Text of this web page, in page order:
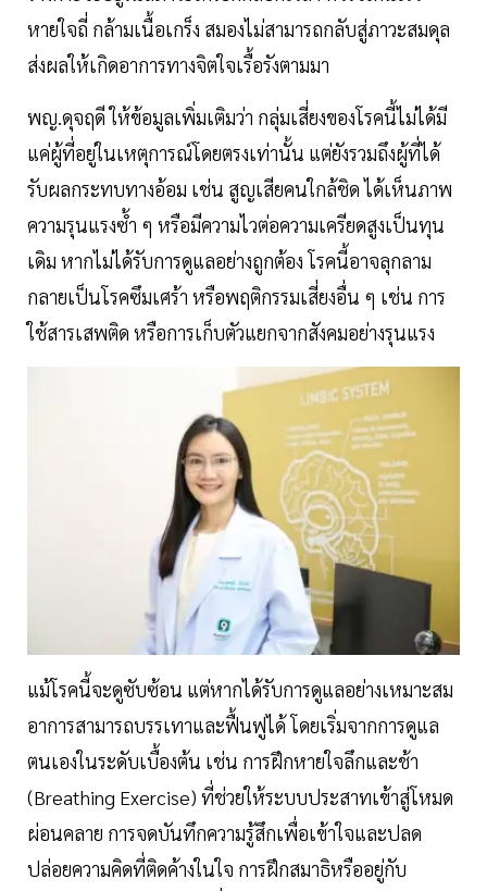
หายใจถี่ กล้ามเนื้อเกร็ง สมองไม่สามารถกลับสู่ภาวะสมดุล
ส่งผลให้เกิดอาการทางจิตใจเรื้อรังตามมา
พญ.ดุจฤดี ให้ข้อมูลเพิ่มเติมว่า กลุ่มเสี่ยงของโรคนี้ไม่ได้มี
แค่ผู้ที่อยู่ในเหตุการณ์โดยตรงเท่านั้น แต่ยังรวมถึงผู้ที่ได้
รับผลกระทบทางอ้อม เช่น สูญเสียคนใกล้ชิด ได้เห็นภาพ
ความรุนแรงซ้ำ ๆ หรือมีความไวต่อความเครียดสูงเป็นทุน
เดิม หากไม่ได้รับการดูแลอย่างถูกต้อง โรคนี้อาจลุกลาม
กลายเป็นโรคซึมเศร้า หรือพฤติกรรมเสี่ยงอื่น ๆ เช่น การ
ใช้สารเสพติด หรือการเก็บตัวแยกจากสังคมอย่างรุนแรง
แม้โรคนี้จะดูซับซ้อน แต่หากได้รับการดูแลอย่างเหมาะสม
อาการสามารถบรรเทาและฟื้นฟูได้ โดยเริ่มจากการดูแล
ตนเองในระดับเบื้องต้น เช่น การฝึกหายใจลึกและช้า
(Breathing Exercise) ที่ช่วยให้ระบบประสาทเข้าสู่โหมด
ผ่อนคลาย การจดบันทึกความรู้สึกเพื่อเข้าใจและปลด
ปล่อยความคิดที่ติดค้างในใจ การฝึกสมาธิหรืออยู่กับ